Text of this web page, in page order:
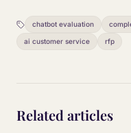
chatbot evaluation
ai customer service rfp
Related articles